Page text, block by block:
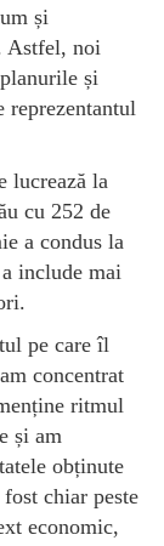
și
Astfel, noi
și
reprezentantul
lucrează la
cu 252 de
a condus la
include mai
pe care îl
concentrat
ritmul
și am
obținute
chiar peste
economic,